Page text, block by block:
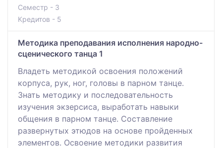
Семестр - 3
Кредитов - 5
Методика преподавания исполнения народно-
сценического танца 1
Владеть методикой освоения положений
корпуса, рук, ног, головы в парном танце.
Знать методику и последовательность
изучения экзерсиса, выработать навыки
общения в парном танце. Составление
развернутых этюдов на основе пройденных
элементов. Освоение методики развития